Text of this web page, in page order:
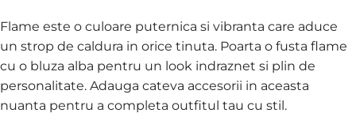
Flame este o culoare puternica si vibranta care aduce
un strop de caldura in orice tinuta. Poarta o fusta flame
cu o bluza alba pentru un look indraznet si plin de
personalitate. Adauga cateva accesorii in aceasta
nuanta pentru a completa outfitul tau cu stil.